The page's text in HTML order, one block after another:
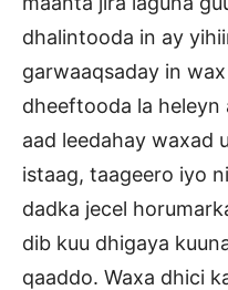
dhalintooda in ay
garwaaqsaday in
dheeftooda la heleyn
aad leedahay waxad
istaag, taageero iyo
dadka jecel
dib kuu dhigaya
qaaddo. Waxa dhici